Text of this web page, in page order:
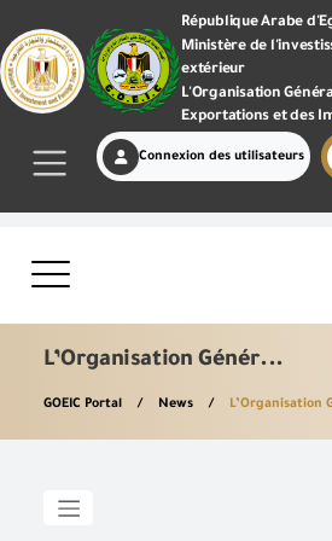
République Arabe
Ministère de
extérieur
L'Organisation
Exportations et des
Connexion des utilisateurs
L’Organisation Génér...
GOEIC Portal News L’Organisation